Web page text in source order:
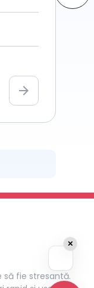
arrow_forward
să fie stresantă.
✕